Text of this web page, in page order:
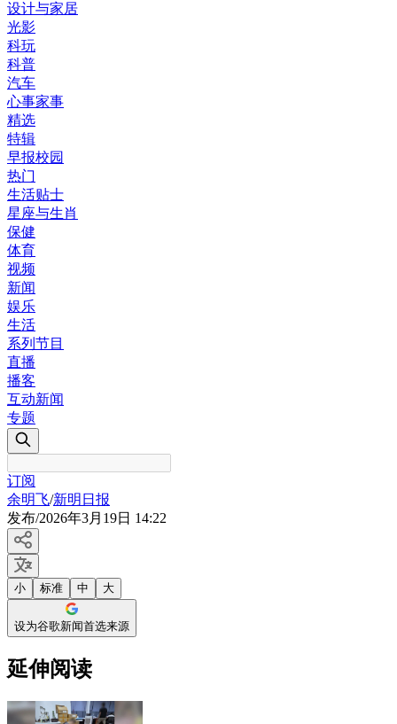
设计与家居
光影
科玩
科普
汽车
心事家事
精选
特辑
早报校园
热门
生活贴士
星座与生肖
保健
体育
视频
新闻
娱乐
生活
系列节目
直播
播客
互动新闻
专题
订阅
余明飞/新明日报
发布/2026年3月19日 14:22
小 标准 中 大
设为谷歌新闻首选来源
延伸阅读